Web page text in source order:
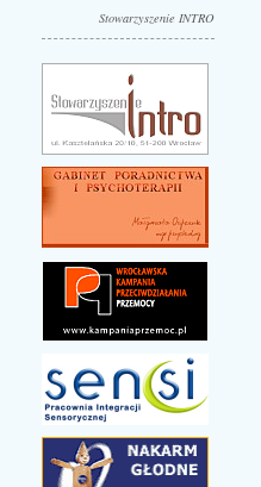
Stowarzyszenie INTRO